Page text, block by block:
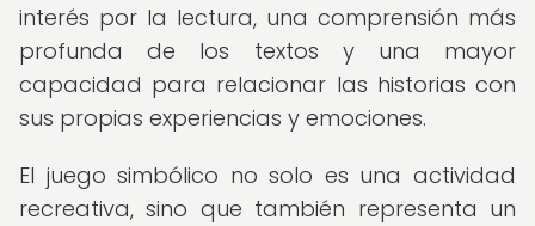
interés por la lectura, una comprensión más
profunda de los textos y una mayor
capacidad para relacionar las historias con
sus propias experiencias y emociones.
El juego simbólico no solo es una actividad
recreativa, sino que también representa un